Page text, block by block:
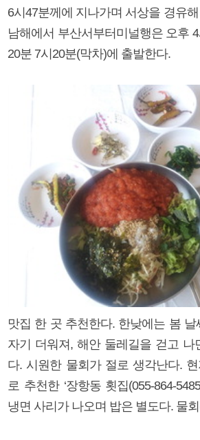
6시47분께에 지나가며 서상을 경유
남해에서 부산서부터미널행은 오후 4
20분 7시20분(막차)에 출발한다.
맛집 한 곳 추천한다. 한낮에는 봄
자기 더워져, 해안 둘레길을 걷고 나
다. 시원한 물회가 절로 생각난다.
로 추천한 ‘장항동 횟집(055-864-
냉면 사리가 나오며 밥은 별도다. 물